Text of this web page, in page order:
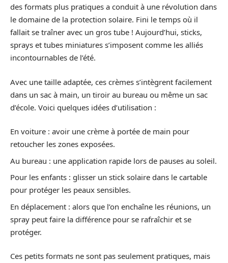
des formats plus pratiques a conduit à une révolution dans
le domaine de la protection solaire. Fini le temps où il
fallait se traîner avec un gros tube ! Aujourd’hui, sticks,
sprays et tubes miniatures s’imposent comme les alliés
incontournables de l’été.
Avec une taille adaptée, ces crèmes s’intègrent facilement
dans un sac à main, un tiroir au bureau ou même un sac
d’école. Voici quelques idées d’utilisation :
En voiture : avoir une crème à portée de main pour
retoucher les zones exposées.
Au bureau : une application rapide lors de pauses au soleil.
Pour les enfants : glisser un stick solaire dans le cartable
pour protéger les peaux sensibles.
En déplacement : alors que l’on enchaîne les réunions, un
spray peut faire la différence pour se rafraîchir et se
protéger.
Ces petits formats ne sont pas seulement pratiques, mais